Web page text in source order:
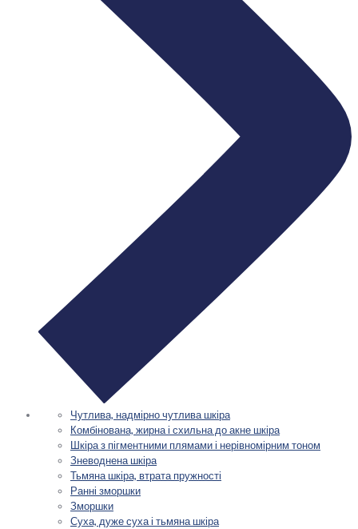
Чутлива, надмірно чутлива шкіра
Комбінована, жирна і схильна до акне шкіра
Шкіра з пігментними плямами і нерівномірним тоном
Зневоднена шкіра
Тьмяна шкіра, втрата пружності
Ранні зморшки
Зморшки
Суха, дуже суха і тьмяна шкіра